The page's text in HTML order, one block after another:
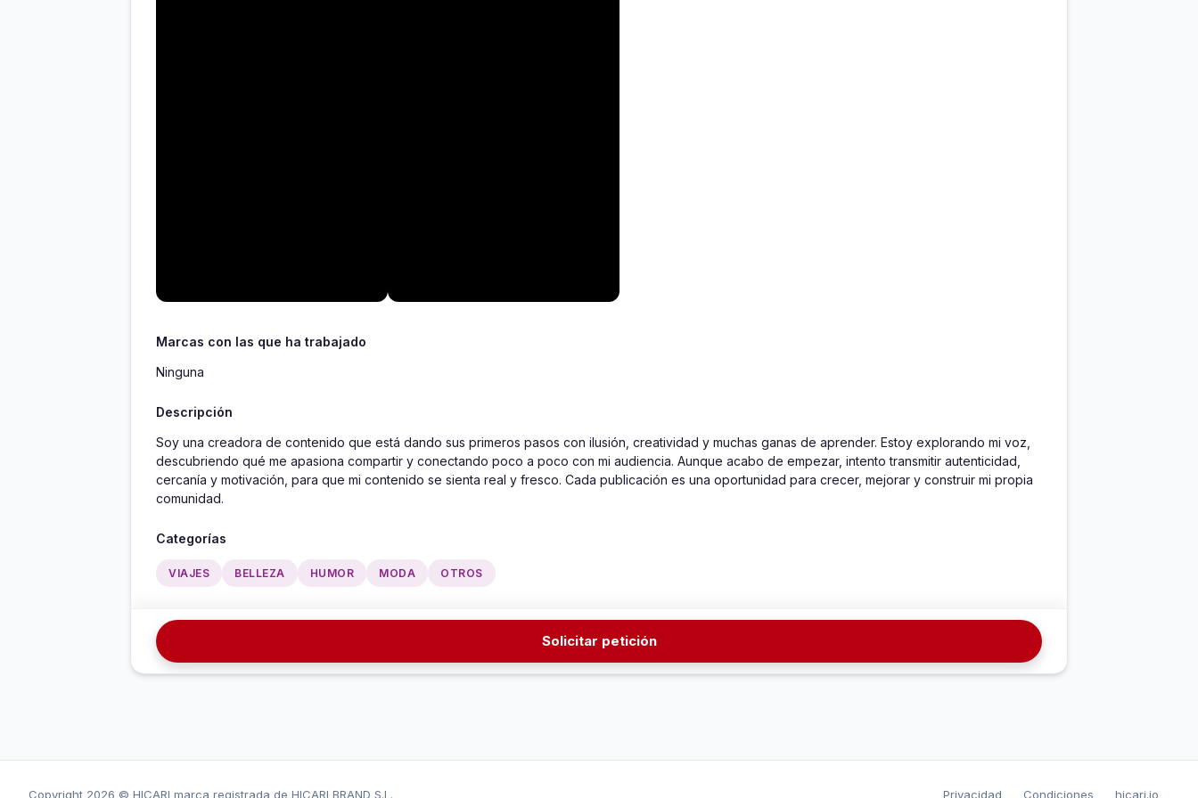
Marcas con las que ha trabajado
Ninguna
Descripción
Soy una creadora de contenido que está dando sus primeros pasos con ilusión, creatividad y muchas ganas de aprender. Estoy explorando mi voz,
descubriendo qué me apasiona compartir y conectando poco a poco con mi audiencia. Aunque acabo de empezar, intento transmitir autenticidad,
cercanía y motivación, para que mi contenido se sienta real y fresco. Cada publicación es una oportunidad para crecer, mejorar y construir mi propia
comunidad.
Categorías
VIAJES BELLEZA HUMOR MODA OTROS
Solicitar petición
Copyright 2026 © HICARI marca registrada de HICARI BRAND S.L. Privacidad Condiciones hicari.io